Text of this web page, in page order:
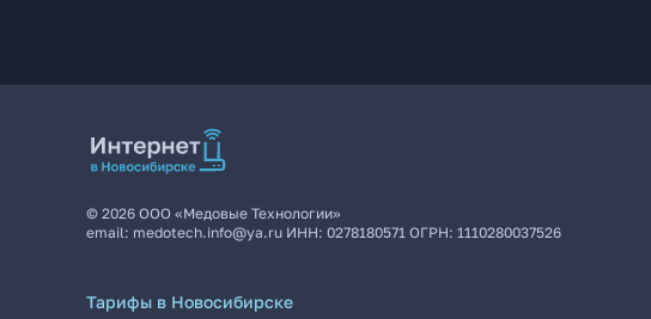
© 2026 ООО «Медовые Технологии»
email: medotech.info@ya.ru ИНН: 0278180571 ОГРН: 1110280037526
Тарифы в Новосибирске